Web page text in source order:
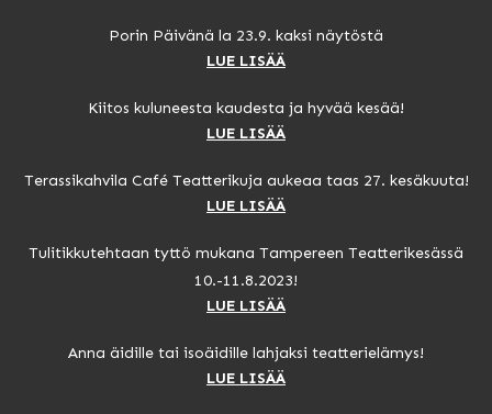
Porin Päivänä la 23.9. kaksi näytöstä
LUE LISÄÄ
Kiitos kuluneesta kaudesta ja hyvää kesää!
LUE LISÄÄ
Terassikahvila Café Teatterikuja aukeaa taas 27. kesäkuuta!
LUE LISÄÄ
Tulitikkutehtaan tyttö mukana Tampereen Teatterikesässä
10.-11.8.2023!
LUE LISÄÄ
Anna äidille tai isoäidille lahjaksi teatterielämys!
LUE LISÄÄ